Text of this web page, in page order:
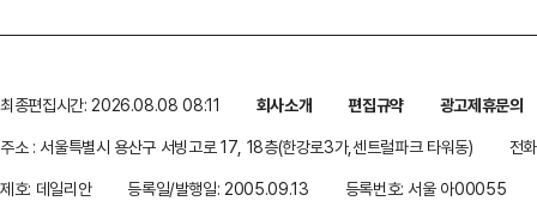
최종편집시간: 2026.08.08 08:11 회사소개 편집규약
광고제휴문의
주소 : 서울특별시 용산구 서빙고로 17, 18층(한강로3가,센트럴파크 타워동)
전
제호: 데일리안
등록일/발행일: 2005.09.13 등록번호: 서울 아00055